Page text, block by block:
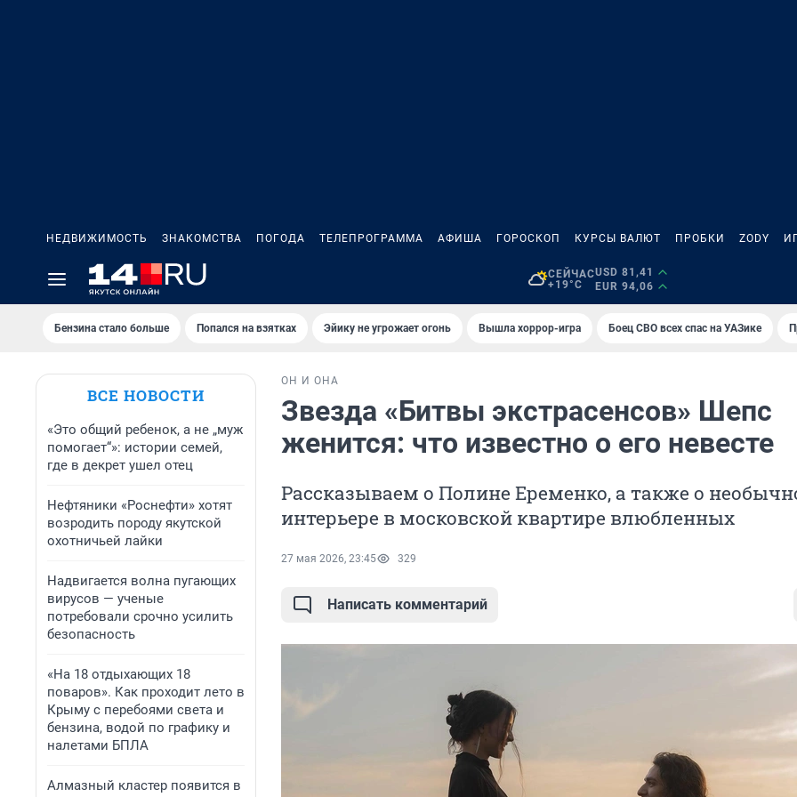
НЕДВИЖИМОСТЬ ЗНАКОМСТВА ПОГОДА ТЕЛЕПРОГРАММА АФИША ГОРОСКОП КУРСЫ ВАЛЮТ ПРОБКИ ZODY
СЕЙЧАС
+19°C
USD 81,41
EUR 94,06
Бензина стало больше Попался на взятках Эйику не угрожает огонь Вышла хоррор-игра Боец СВО всех спас на УАЗике
ВСЕ НОВОСТИ
«Это общий ребенок, а не „муж
помогает“»: истории семей,
где в декрет ушел отец
Нефтяники «Роснефти» хотят
возродить породу якутской
охотничьей лайки
Надвигается волна пугающих
вирусов — ученые
потребовали срочно усилить
безопасность
«На 18 отдыхающих 18
поваров». Как проходит лето в
Крыму с перебоями света и
бензина, водой по графику и
налетами БПЛА
Алмазный кластер появится в
ОН И ОНА
Звезда «Битвы экстрасенсов» Шепс
женится: что известно о его невесте
Рассказываем о Полине Еременко, а также о
интерьере в московской квартире влюбленных
27 мая 2026, 23:45 329
Написать комментарий